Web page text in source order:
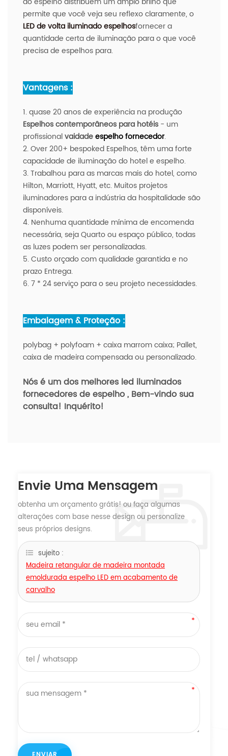
permite que você veja seu reflexo claramente, o
LED de volta iluminado espelhosfornecer a
quantidade certa de iluminação para o que você
precisa de espelhos para.
Vantagens :
1. quase 20 anos de experiência na produção
Espelhos contemporâneos para hotéis - um
profissionalvaidadeespelhofornecedor.
2. Over 200+ bespoked Espelhos, têm uma forte
capacidade de iluminação do hotel e espelho.
3. Trabalhou para as marcas mais do hotel, como
Hilton, Marriott, Hyatt, etc. Muitos projetos
iluminadores para a indústria da hospitalidade são
disponíveis.
4. Nenhuma quantidade mínima de encomenda
necessária, seja Quarto ou espaço público, todas
as luzes podem ser personalizadas.
5. Custo orçado com qualidade garantida e no
prazo Entrega.
6. 7 * 24 serviço para o seu projeto necessidades.
Embalagem & Proteção :
polybag + polyfoam + caixa marrom caixa; Pallet,
caixa de madeira compensada ou personalizado.
Nós é um dos melhores led iluminados
fornecedores de espelho, Bem-vindo sua
consulta! Inquérito!
Envie Uma Mensagem
obtenha um orçamento grátis! ou faça algumas
alterações com base nesse design ou personalize
seus próprios designs.
sujeito :
Madeira retangular de madeira montada
emoldurada espelho LED em acabamento de
carvalho